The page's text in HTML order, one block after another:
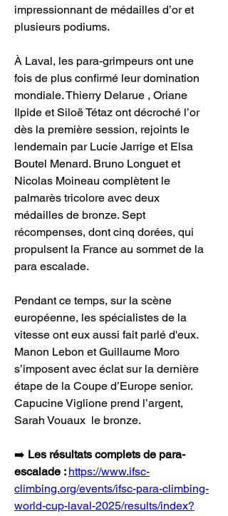
impressionnant de médailles d’or et
plusieurs podiums.
À Laval, les para-grimpeurs ont une
fois de plus confirmé leur domination
mondiale. Thierry Delarue , Oriane
Ilpide et Siloë Tétaz ont décroché l’or
dès la première session, rejoints le
lendemain par Lucie Jarrige et Elsa
Boutel Menard. Bruno Longuet et
Nicolas Moineau complètent le
palmarès tricolore avec deux
médailles de bronze. Sept
récompenses, dont cinq dorées, qui
propulsent la France au sommet de la
para escalade.
Pendant ce temps, sur la scène
européenne, les spécialistes de la
vitesse ont eux aussi fait parlé d'eux.
Manon Lebon et Guillaume Moro
s’imposent avec éclat sur la dernière
étape de la Coupe d’Europe senior.
Capucine Viglione prend l’argent,
Sarah Vouaux  le bronze.
➡️ Les résultats complets de para-
escalade : https://www.ifsc-
climbing.org/events/ifsc-para-climbing-
world-cup-laval-2025/results/index?